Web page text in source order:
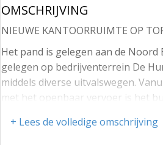
OMSCHRIJVING
NIEUWE KANTOORRUIMTE OP
Het pand is gelegen aan de
gelegen op bedrijventerrein De
middels diverse uitvalswegen.
met het openbaar vervoer is het
terras.
+ Lees de volledige omschrijving